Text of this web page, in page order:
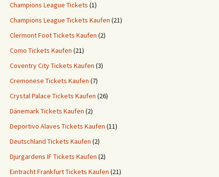
Champions League Tickets (1)
Champions League Tickets Kaufen (21)
Clermont Foot Tickets Kaufen (2)
Como Tickets Kaufen (21)
Coventry City Tickets Kaufen (3)
Cremonese Tickets Kaufen (7)
Crystal Palace Tickets Kaufen (26)
Dänemark Tickets Kaufen (2)
Deportivo Alaves Tickets Kaufen (11)
Deutschland Tickets Kaufen (2)
Djurgardens IF Tickets Kaufen (2)
Eintracht Frankfurt Tickets Kaufen (21)